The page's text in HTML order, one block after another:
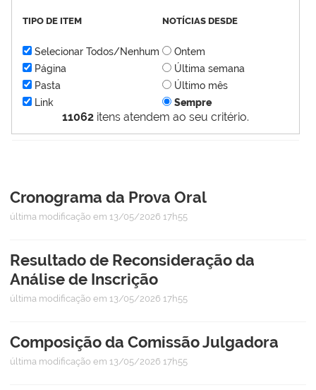
11062 itens atendem ao seu critério.
TIPO DE ITEM
Selecionar Todos/Nenhum
Página
Pasta
Link
NOTÍCIAS DESDE
Ontem
Última semana
Último mês
Sempre
Cronograma da Prova Oral
última modificação em 13/05/2026 17h55
Resultado de Reconsideração da
Análise de Inscrição
última modificação em 13/05/2026 17h55
Composição da Comissão Julgadora
última modificação em 13/05/2026 17h55